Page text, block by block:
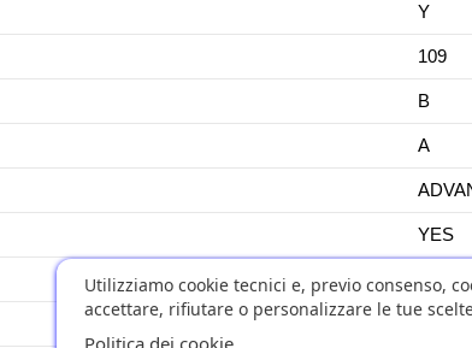
Y
109
B
A
YES
No
Utilizziamo cookie tecnici e, previo consenso,
accettare, rifiutare o personalizzare le tue
Politica dei cookie